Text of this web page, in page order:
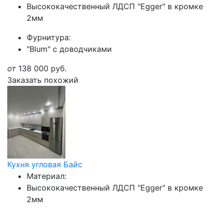
Высококачественный ЛДСП "Egger" в кромке
2мм
Фурнитура:
"Blum" с доводчиками
от 138 000 руб.
Заказать похожий
Кухня угловая Байс
Материал:
Высококачественный ЛДСП "Egger" в кромке
2мм